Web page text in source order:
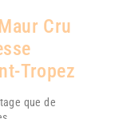
Cru
Tropez
que de